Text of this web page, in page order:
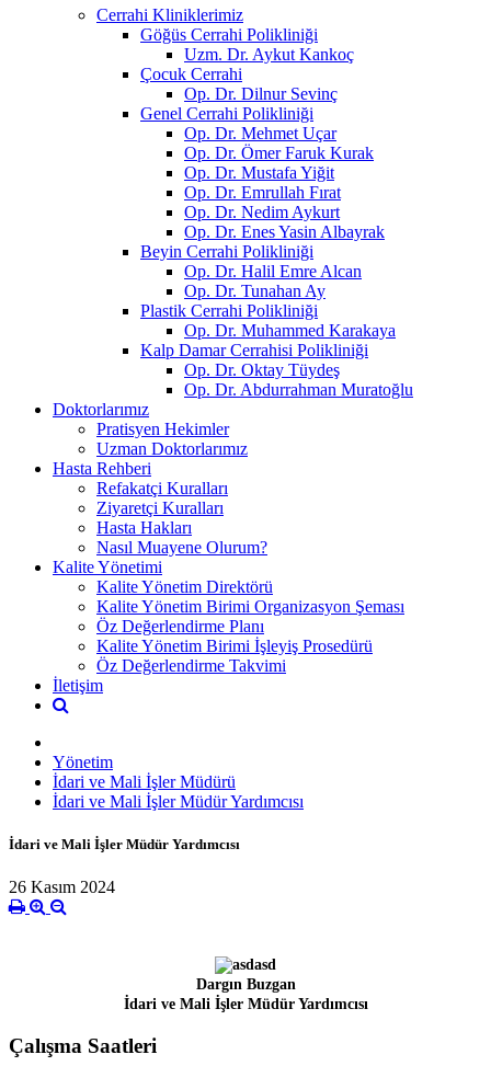
Cerrahi Kliniklerimiz
Göğüs Cerrahi Polikliniği
Uzm. Dr. Aykut Kankoç
Çocuk Cerrahi
Op. Dr. Dilnur Sevinç
Genel Cerrahi Polikliniği
Op. Dr. Mehmet Uçar
Op. Dr. Ömer Faruk Kurak
Op. Dr. Mustafa Yiğit
Op. Dr. Emrullah Fırat
Op. Dr. Nedim Aykurt
Op. Dr. Enes Yasin Albayrak
Beyin Cerrahi Polikliniği
Op. Dr. Halil Emre Alcan
Op. Dr. Tunahan Ay
Plastik Cerrahi Polikliniği
Op. Dr. Muhammed Karakaya
Kalp Damar Cerrahisi Polikliniği
Op. Dr. Oktay Tüydeş
Op. Dr. Abdurrahman Muratoğlu
Doktorlarımız
Pratisyen Hekimler
Uzman Doktorlarımız
Hasta Rehberi
Refakatçi Kuralları
Ziyaretçi Kuralları
Hasta Hakları
Nasıl Muayene Olurum?
Kalite Yönetimi
Kalite Yönetim Direktörü
Kalite Yönetim Birimi Organizasyon Şeması
Öz Değerlendirme Planı
Kalite Yönetim Birimi İşleyiş Prosedürü
Öz Değerlendirme Takvimi
İletişim
Yönetim
İdari ve Mali İşler Müdürü
İdari ve Mali İşler Müdür Yardımcısı
İdari ve Mali İşler Müdür Yardımcısı
26 Kasım 2024
Dargın Buzgan
İdari ve Mali İşler Müdür Yardımcısı
Çalışma Saatleri